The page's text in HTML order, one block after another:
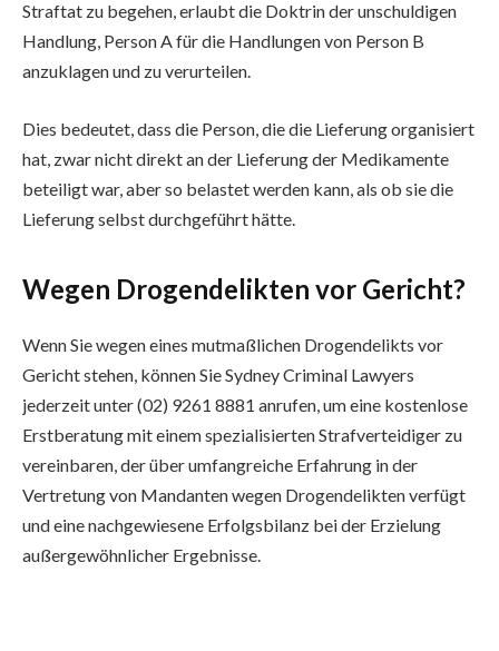
Straftat zu begehen, erlaubt die Doktrin der unschuldigen
Handlung, Person A für die Handlungen von Person B
anzuklagen und zu verurteilen.
Dies bedeutet, dass die Person, die die Lieferung organisiert
hat, zwar nicht direkt an der Lieferung der Medikamente
beteiligt war, aber so belastet werden kann, als ob sie die
Lieferung selbst durchgeführt hätte.
Wegen Drogendelikten vor Gericht?
Wenn Sie wegen eines mutmaßlichen Drogendelikts vor
Gericht stehen, können Sie Sydney Criminal Lawyers
jederzeit unter (02) 9261 8881 anrufen, um eine kostenlose
Erstberatung mit einem spezialisierten Strafverteidiger zu
vereinbaren, der über umfangreiche Erfahrung in der
Vertretung von Mandanten wegen Drogendelikten verfügt
und eine nachgewiesene Erfolgsbilanz bei der Erzielung
außergewöhnlicher Ergebnisse.